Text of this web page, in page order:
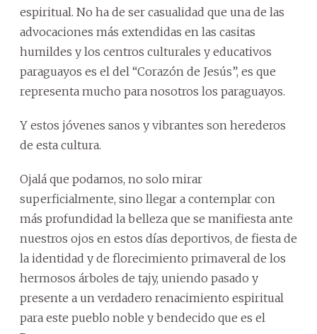
espiritual. No ha de ser casualidad que una de las
advocaciones más extendidas en las casitas
humildes y los centros culturales y educativos
paraguayos es el del “Corazón de Jesús”, es que
representa mucho para nosotros los paraguayos.
Y estos jóvenes sanos y vibrantes son herederos
de esta cultura.
Ojalá que podamos, no solo mirar
superficialmente, sino llegar a contemplar con
más profundidad la belleza que se manifiesta ante
nuestros ojos en estos días deportivos, de fiesta de
la identidad y de florecimiento primaveral de los
hermosos árboles de tajy, uniendo pasado y
presente a un verdadero renacimiento espiritual
para este pueblo noble y bendecido que es el